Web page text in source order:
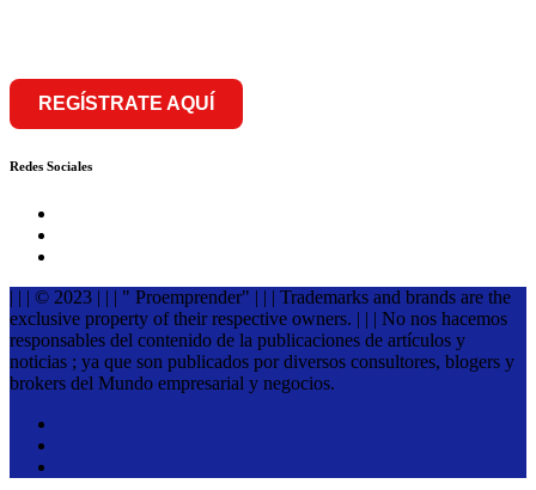
REGÍSTRATE AQUÍ
Redes Sociales
| | | © 2023 | | | " Proemprender" | | | Trademarks and brands are the
exclusive property of their respective owners. | | | No nos hacemos
responsables del contenido de la publicaciones de artículos y
noticias ; ya que son publicados por diversos consultores, blogers y
brokers del Mundo empresarial y negocios.